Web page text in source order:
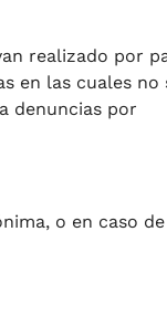
realizado por
en las cuales no
denuncias por
o en caso